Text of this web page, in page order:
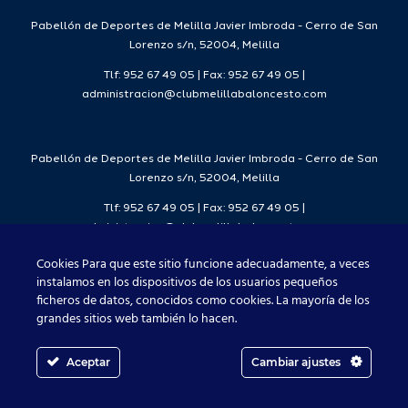
2026/27
Pabellón de Deportes de Melilla Javier Imbroda - Cerro de San
Lorenzo s/n, 52004, Melilla
Tlf: 952 67 49 05 | Fax: 952 67 49 05 |
administracion@clubmelillabaloncesto.com
Pabellón de Deportes de Melilla Javier Imbroda - Cerro de San
Lorenzo s/n, 52004, Melilla
Tlf: 952 67 49 05 | Fax: 952 67 49 05 |
administracion@clubmelillabaloncesto.com
Club Melilla Baloncesto 2021
InstagramYouTube
Cookies Para que este sitio funcione adecuadamente, a veces
instalamos en los dispositivos de los usuarios pequeños
ficheros de datos, conocidos como cookies. La mayoría de los
grandes sitios web también lo hacen.
Aceptar Cambiar ajustes